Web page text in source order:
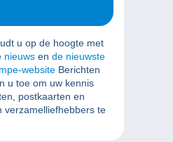
u op de hoogte met
nieuws en de nieuwste
website Berichten
u toe om uw kennis
postkaarten en
verzamelliefhebbers te